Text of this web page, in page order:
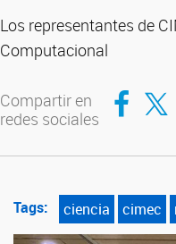
Los representantes de
Computacional
Compartir en
redes sociales
Compartir
Tags: ciencia cimec